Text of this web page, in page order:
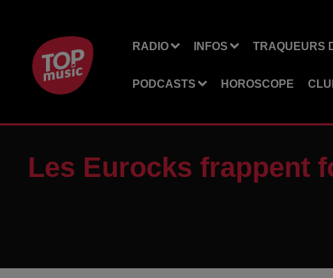
RADIO INFOS TRAQUEURS
PODCASTS HOROSCOPE
Les Eurocks frappent